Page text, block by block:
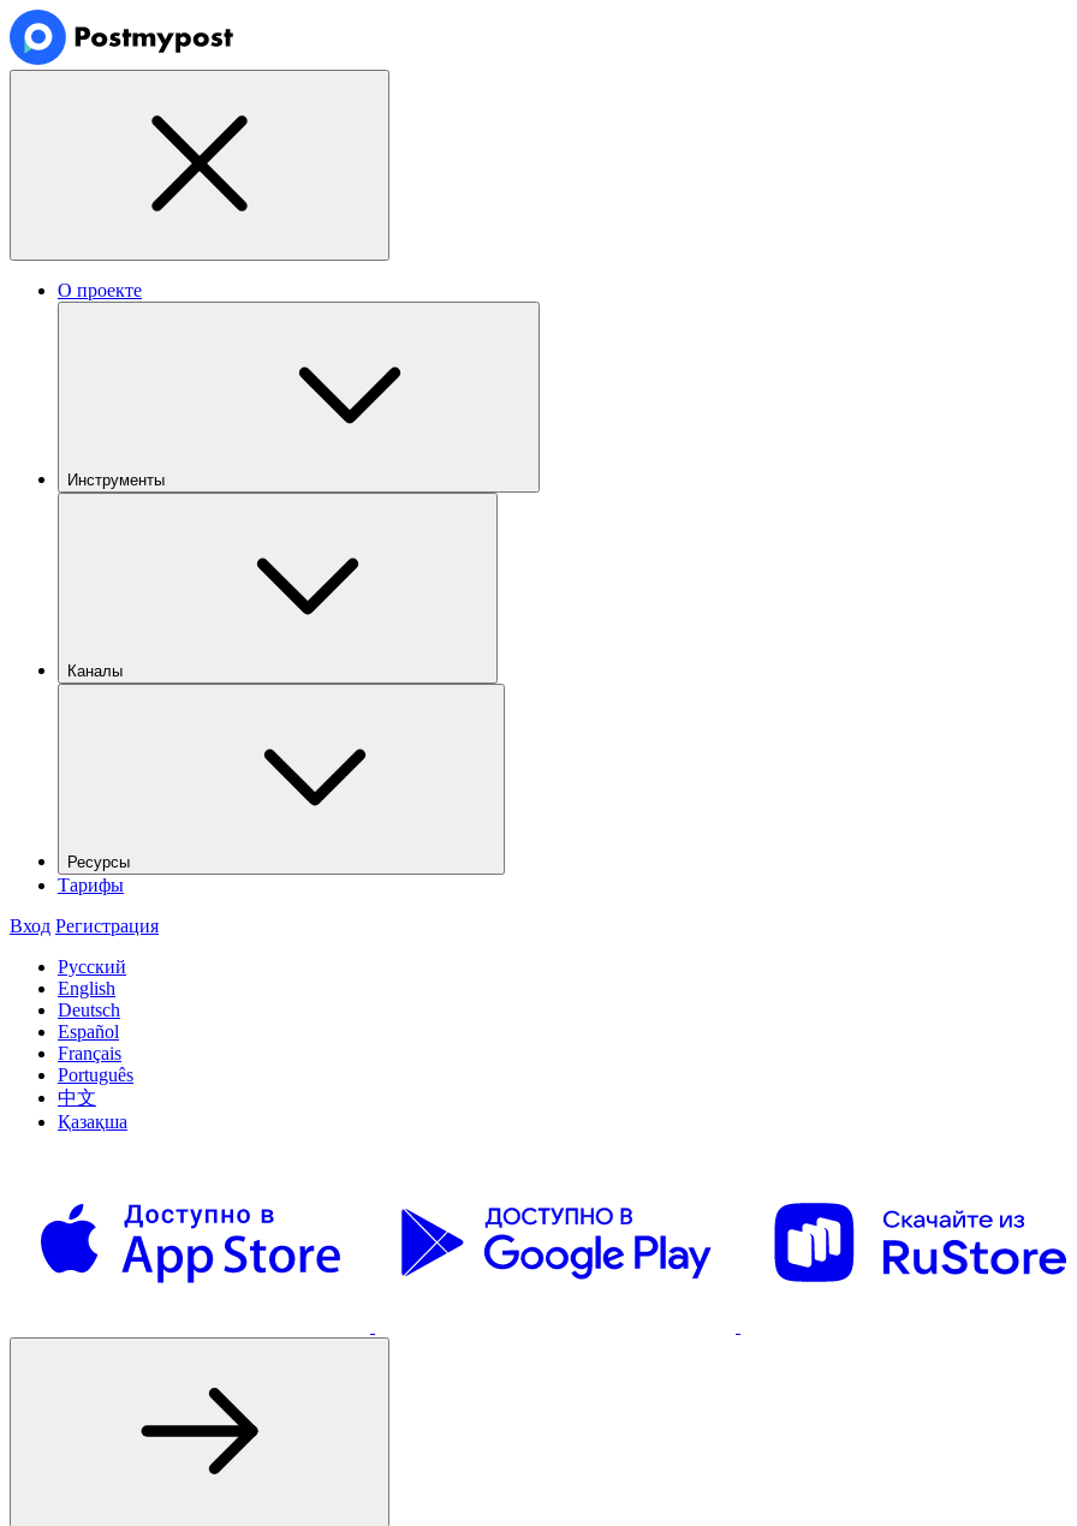
О проекте
Инструменты
Каналы
Ресурсы
Тарифы
Вход Регистрация
Русский
English
Deutsch
Español
Français
Português
中文
Қазақша